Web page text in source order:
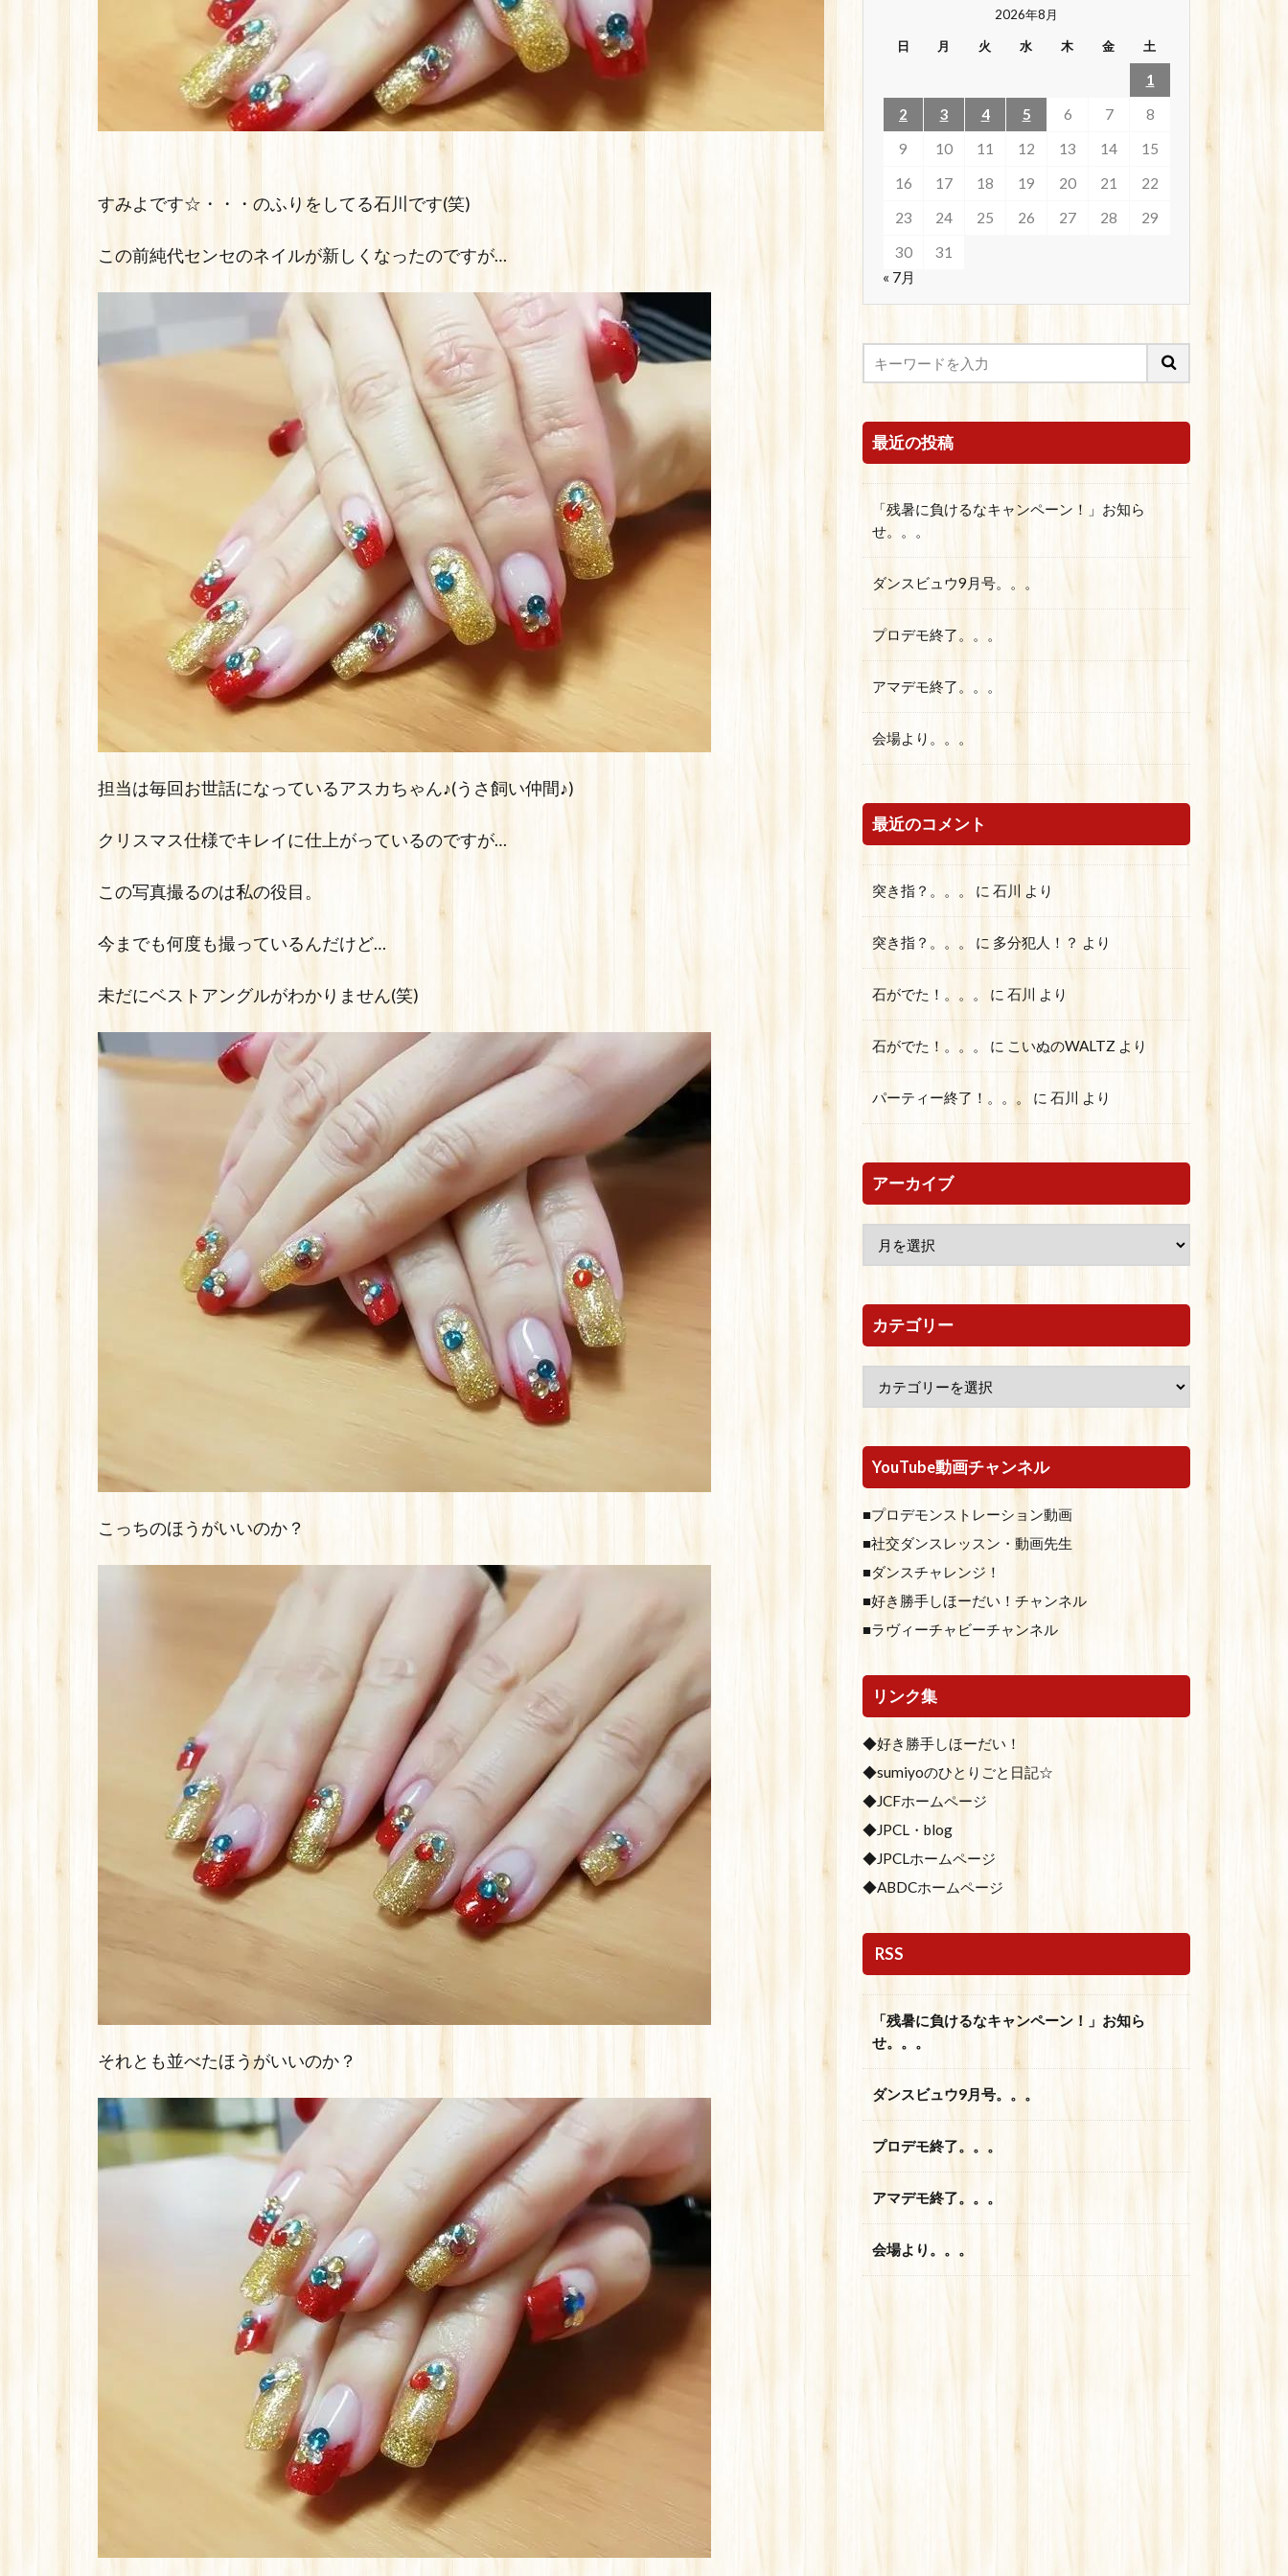
すみよです☆・・・のふりをしてる石川です(笑)
この前純代センセのネイルが新しくなったのですが…
担当は毎回お世話になっているアスカちゃん♪(うさ飼い仲間♪)
クリスマス仕様でキレイに仕上がっているのですが…
この写真撮るのは私の役目。
今までも何度も撮っているんだけど…
未だにベストアングルがわかりません(笑)
こっちのほうがいいのか？
それとも並べたほうがいいのか？
2026年8月
日 月 火 水 木 金 土
1
2
3 4 5 6 7
8
9
10 11 12 13 14
15
16
17 18 19 20 21
22
23
24 25 26 27 28
29
30
31
« 7月
最近の投稿
「残暑に負けるなキャンペーン！」お知ら
せ。。。
ダンスビュウ9月号。。。
プロデモ終了。。。
アマデモ終了。。。
会場より。。。
最近のコメント
突き指？。。。 に 石川 より
突き指？。。。 に 多分犯人！？ より
石がでた！。。。 に 石川 より
石がでた！。。。 に こいぬのWALTZ より
パーティー終了！。。。 に 石川 より
アーカイブ
カテゴリー
YouTube動画チャンネル
■プロデモンストレーション動画
■社交ダンスレッスン・動画先生
■ダンスチャレンジ！
■好き勝手しほーだい！チャンネル
■ラヴィーチャビーチャンネル
リンク集
◆好き勝手しほーだい！
◆sumiyoのひとりごと日記☆
◆JCFホームページ
◆JPCL・blog
◆JPCLホームページ
◆ABDCホームページ
RSS
「残暑に負けるなキャンペーン！」お知ら
せ。。。
ダンスビュウ9月号。。。
プロデモ終了。。。
アマデモ終了。。。
会場より。。。